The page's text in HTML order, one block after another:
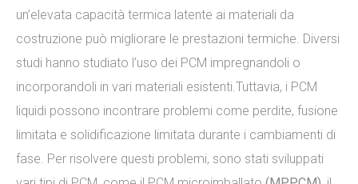
un’elevata capacità termica latente ai materiali da
costruzione può migliorare le prestazioni termiche. Diversi
studi hanno studiato l’uso dei PCM impregnandoli o
incorporandoli in vari materiali esistenti.Tuttavia, i PCM
liquidi possono incontrare problemi come perdite, fusione
limitata e solidificazione limitata durante i cambiamenti di
fase. Per risolvere questi problemi, sono stati sviluppati